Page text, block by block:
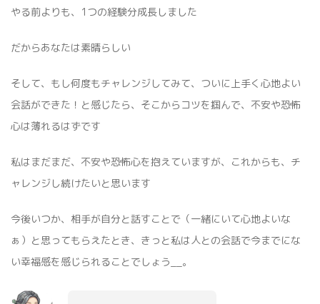
やる前よりも、1つの経験分成長しました
だからあなたは素晴らしい
そして、もし何度もチャレンジしてみて、ついに上手く心地よい
会話ができた！と感じたら、そこからコツを掴んで、不安や恐怖
心は薄れるはずです
私はまだまだ、不安や恐怖心を抱えていますが、これからも、チ
ャレンジし続けたいと思います
今後いつか、相手が自分と話すことで（一緒にいて心地よいな
ぁ）と思ってもらえたとき、きっと私は人との会話で今までにな
い幸福感を感じられることでしょう__。